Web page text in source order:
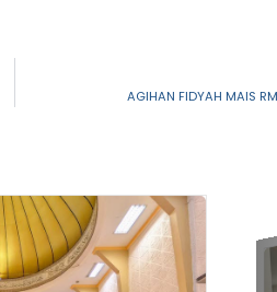
AGIHAN FIDYAH MAIS